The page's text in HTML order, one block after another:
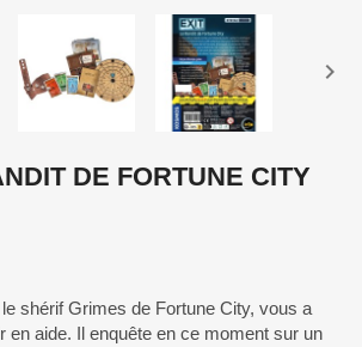

DE FORTUNE CITY
shérif Grimes de Fortune City, vous a
en aide. Il enquête en ce moment sur un